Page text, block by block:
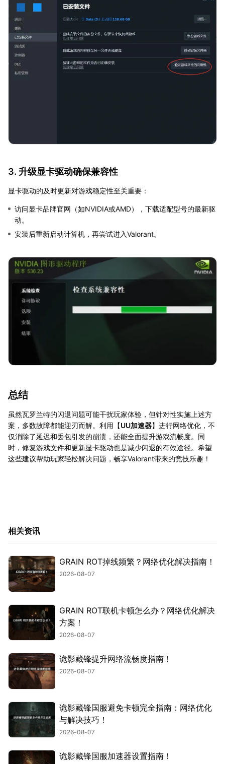
3. 升级显卡驱动确保兼容性
显卡驱动的及时更新对游戏稳定性至关重要：
访问显卡品牌官网（如NVIDIA或AMD），下载适配型号的最新驱
动。
安装后重新启动计算机，再尝试进入Valorant。
总结
虽然瓦罗兰特的闪退问题可能干扰玩家体验，但针对性实施上述方
案，多数故障都能迎刃而解。利用【UU加速器】进行网络优化，不
仅消除了延迟和丢包引发的崩溃，还能全面提升游戏流畅度。同
时，修复游戏文件和更新显卡驱动也是减少闪退的有效途径。希望
这些建议帮助玩家轻松解决问题，畅享Valorant带来的竞技乐趣！
相关资讯
GRAIN ROT掉线频繁？网络优化解决指南！
2026-08-07
GRAIN ROT联机卡顿怎么办？网络优化解决
方案！
2026-08-07
诡影藏锋提升网络流畅度指南！
2026-08-07
诡影藏锋国服避免卡顿完全指南：网络优化
与解决技巧！
2026-08-07
诡影藏锋国服加速器设置指南！